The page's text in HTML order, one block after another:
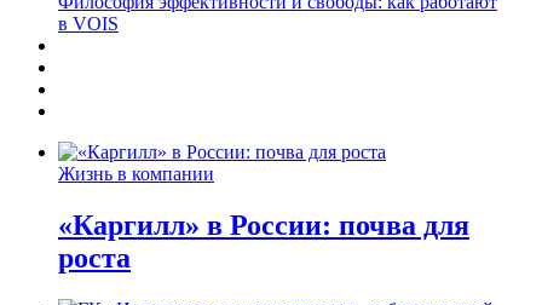
в VOIS
Жизнь в компании
«Каргилл» в России: почва для
роста